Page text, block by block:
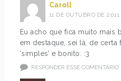
Caroll
11 DE OUTUBRO DE
Eu acho que fica muito mais
em destaque, sei lá, de certa
‘simples’ e bonito. :3
RESPONDER ESSE COMENTÁRIO